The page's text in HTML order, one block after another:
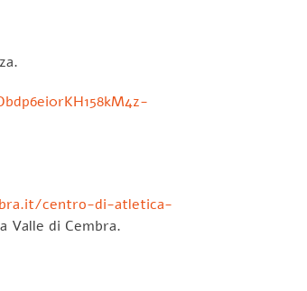
centro-di-atletica-
Valle di Cembra.